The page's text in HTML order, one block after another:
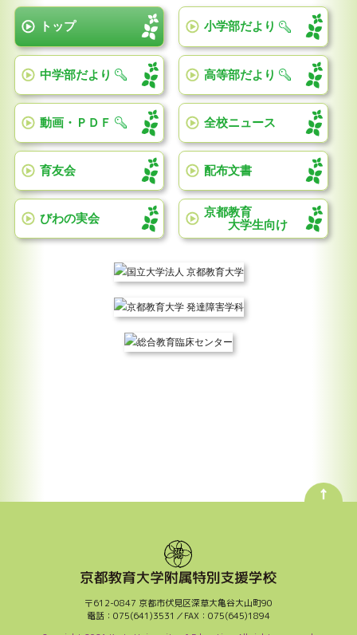
トップ 小学部だより
中学部だより 高等部だより
動画・ＰＤＦ 全校ニュース
育友会 配布文書
びわの実会
京都教育
大学生向け
〒612-0847 京都市伏見区深草大亀谷大山町90
電話：075(641)3531／FAX：075(645)1894